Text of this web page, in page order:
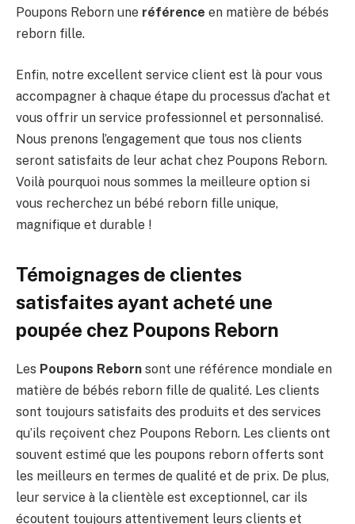
Poupons Reborn une référence en matière de bébés
reborn fille.
Enfin, notre excellent service client est là pour vous
accompagner à chaque étape du processus d’achat et
vous offrir un service professionnel et personnalisé.
Nous prenons l’engagement que tous nos clients
seront satisfaits de leur achat chez Poupons Reborn.
Voilà pourquoi nous sommes la meilleure option si
vous recherchez un bébé reborn fille unique,
magnifique et durable !
Témoignages de clientes
satisfaites ayant acheté une
poupée chez Poupons Reborn
Les Poupons Reborn sont une référence mondiale en
matière de bébés reborn fille de qualité. Les clients
sont toujours satisfaits des produits et des services
qu’ils reçoivent chez Poupons Reborn. Les clients ont
souvent estimé que les poupons reborn offerts sont
les meilleurs en termes de qualité et de prix. De plus,
leur service à la clientèle est exceptionnel, car ils
écoutent toujours attentivement leurs clients et